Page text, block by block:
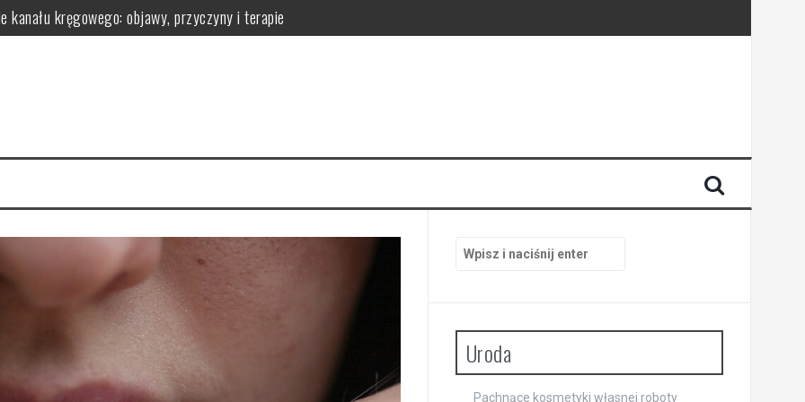
kanału kręgowego: objawy, przyczyny i terapie
pielęgnacyjne
działanie na skórę
regeneracji organizmu
i przechowywanie do wygodnej aranżacji
Uroda
Pachnące kosmetyki własnej roboty